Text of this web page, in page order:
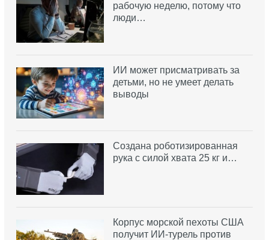
рабочую неделю, потому что
люди…
ИИ может присматривать за
детьми, но не умеет делать
выводы
Создана роботизированная
рука с силой хвата 25 кг и…
Корпус морской пехоты США
получит ИИ-турель против